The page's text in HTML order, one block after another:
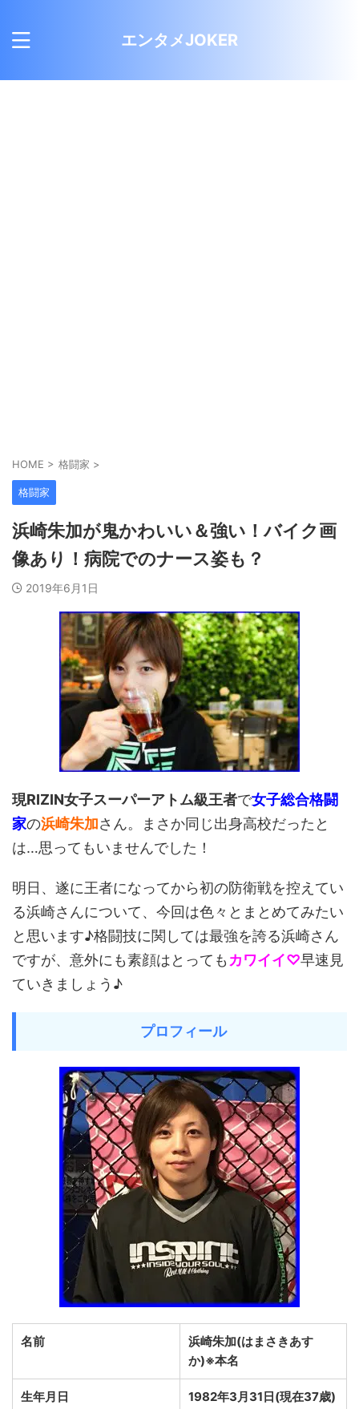
エンタメJOKER
HOME > 格闘家 >
格闘家
浜崎朱加が鬼かわいい＆強い！バイク画
像あり！病院でのナース姿も？
2019年6月1日
現RIZIN女子スーパーアトム級王者で女子総合格闘
家の浜崎朱加さん。まさか同じ出身高校だったと
は…思ってもいませんでした！
明日、遂に王者になってから初の防衛戦を控えてい
る浜崎さんについて、今回は色々とまとめてみたい
と思います♪格闘技に関しては最強を誇る浜崎さん
ですが、意外にも素顔はとっても カワイイ♡早速見
ていきましょう♪
プロフィール
名前
浜崎朱加(はまさきあす
か)※本名
生年月日 1982年3月31日(現在37歳)